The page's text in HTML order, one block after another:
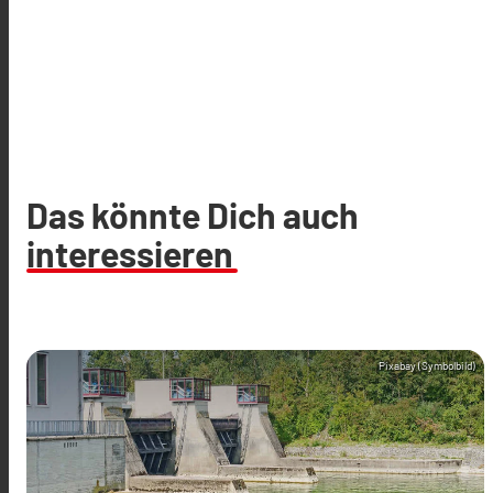
Das könnte Dich auch
interessieren
Pixabay (Symbolbild)